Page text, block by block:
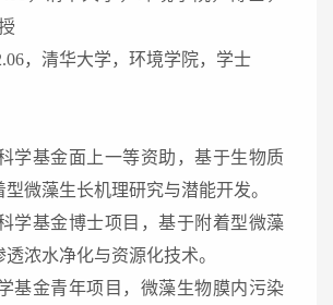
，清华大学，环境学院，学士
学基金面上一等资助，基于生物质
型微藻生长机理研究与潜能开发。
学基金博士项目 ，基于附着型微藻
透浓水净化与资源化技术。
基金青年项目 ，微藻生物膜内污染